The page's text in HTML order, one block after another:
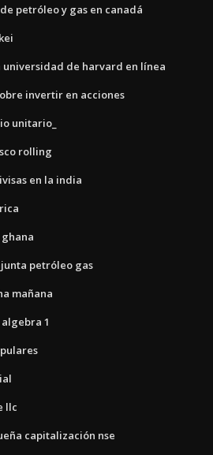
petróleo y gas en canadá
universidad de harvard en línea
invertir en acciones
unitario_
rolling
en la india
ghana
petróleo gas
mañana
1
llc
capitalización nse